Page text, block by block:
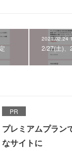
2021.02.24
2/27(土)、
PR
プレミアムプラン
なサイトに